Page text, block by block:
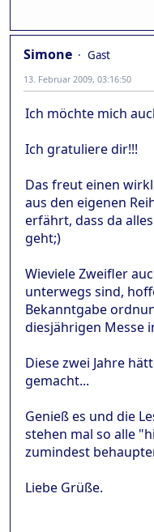
Simone
Gast
13. Februar 2009, 03:16:50
Ich möchte mich
Ich gratuliere dir!!!
Das freut einen
aus den eigenen
erfährt, dass da
geht;)
Wieviele Zweifler
unterwegs sind,
Bekanntgabe
diesjährigen Messe
Diese zwei Jahre
gemacht...
Genieß es und die
stehen mal so alle
zumindest
Liebe Grüße.